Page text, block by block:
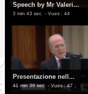
Speech by Mr Valeri...
3 min 43 sec - Vues : 44
Presentazione nell...
41 min 36 sec - Vues : 47